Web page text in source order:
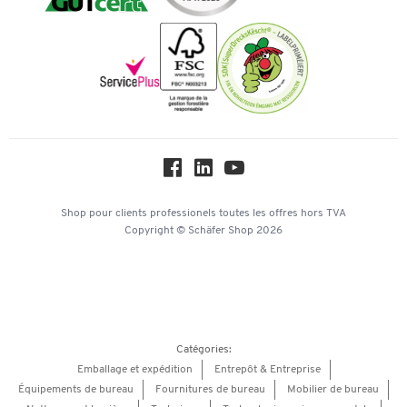
Inspiration
Shop pour clients professionels toutes les offres hors TVA
Copyright © Schäfer Shop 2026
Catégories:
Emballage et expédition
Entrepôt & Entreprise
Équipements de bureau
Fournitures de bureau
Mobilier de bureau